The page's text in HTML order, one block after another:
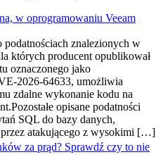
w oprogramowaniu Veeam
podatnościach znalezionych w
których producent opublikował
oznaczonego jako
2026-64633, umożliwia
zdalne wykonanie kodu na
opisane podatności
SQL do bazy danych,
atakującego z wysokimi […]
za prąd? Sprawdź czy to nie